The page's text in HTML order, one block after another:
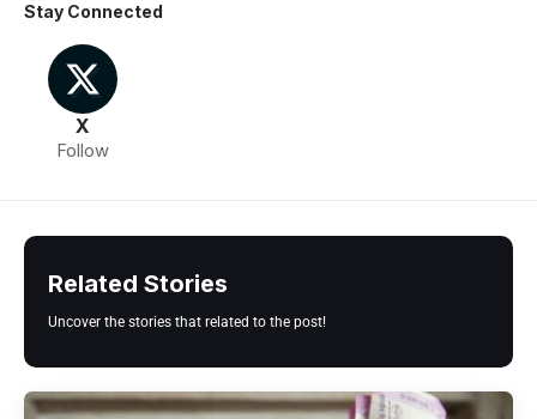
Stay Connected
X
Follow
Related Stories
Uncover the stories that related to the post!